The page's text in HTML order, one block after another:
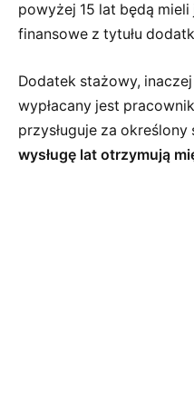
powyżej 15 lat będą
finansowe z tytułu
Dodatek stażowy,
wypłacany jest
przysługuje za określony
wysługę lat otrzymują